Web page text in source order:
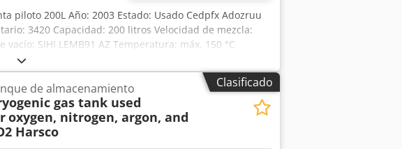
piloto 200L Año: 2003 Estado: Usado Cedpfx Adozruu
3420 Capacidad: 200 litros Velocidad de mezcla:
SIHI LEMB91 AZ Temperatura: máx. 150 °C
Aire comprimido: 6 – 10 bares Potencia: 3 x
mm Peso: 1200 kg Equipo de cocción horizontal para
CIP.
Clasificado
de almacenamiento
gas tank used
oxygen, nitrogen, argon, and
Harsco